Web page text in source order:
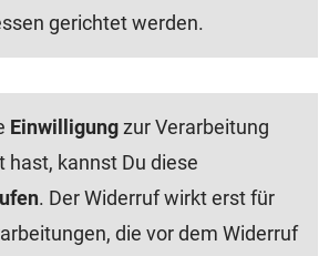
gerichtet werden.
Einwilligungzur Verarbeitung
hast, kannst Du diese
. Der Widerruf wirkt erst für
die vor dem Widerruf